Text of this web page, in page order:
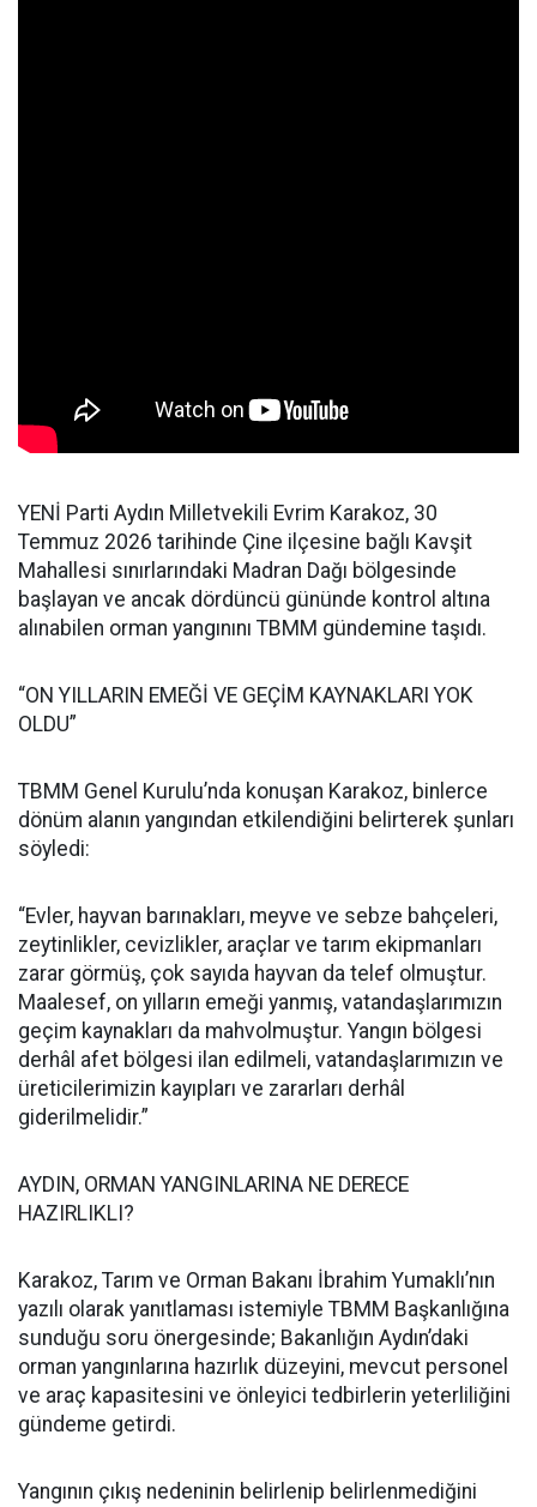
YENİ Parti Aydın Milletvekili Evrim Karakoz, 30
Temmuz 2026 tarihinde Çine ilçesine bağlı Kavşit
Mahallesi sınırlarındaki Madran Dağı bölgesinde
başlayan ve ancak dördüncü gününde kontrol altına
alınabilen orman yangınını TBMM gündemine taşıdı.
“ON YILLARIN EMEĞİ VE GEÇİM KAYNAKLARI YOK
OLDU”
TBMM Genel Kurulu’nda konuşan Karakoz, binlerce
dönüm alanın yangından etkilendiğini belirterek şunları
söyledi:
“Evler, hayvan barınakları, meyve ve sebze bahçeleri,
zeytinlikler, cevizlikler, araçlar ve tarım ekipmanları
zarar görmüş, çok sayıda hayvan da telef olmuştur.
Maalesef, on yılların emeği yanmış, vatandaşlarımızın
geçim kaynakları da mahvolmuştur. Yangın bölgesi
derhâl afet bölgesi ilan edilmeli, vatandaşlarımızın ve
üreticilerimizin kayıpları ve zararları derhâl
giderilmelidir.”
AYDIN, ORMAN YANGINLARINA NE DERECE
HAZIRLIKLI?
Karakoz, Tarım ve Orman Bakanı İbrahim Yumaklı’nın
yazılı olarak yanıtlaması istemiyle TBMM Başkanlığına
sunduğu soru önergesinde; Bakanlığın Aydın’daki
orman yangınlarına hazırlık düzeyini, mevcut personel
ve araç kapasitesini ve önleyici tedbirlerin yeterliliğini
gündeme getirdi.
Yangının çıkış nedeninin belirlenip belirlenmediğini